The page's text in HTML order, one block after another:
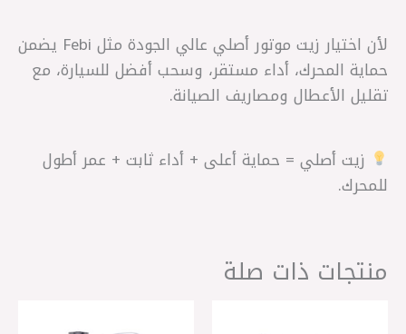
لأن اختيار زيت موتور أصلي عالي الجودة مثل Febi يضمن
حماية المحرك، أداء مستقر، وسحب أفضل للسيارة، مع
تقليل الأعطال ومصاريف الصيانة.
زيت أصلي = حماية أعلى + أداء ثابت + عمر أطول
للمحرك.
منتجات ذات صلة